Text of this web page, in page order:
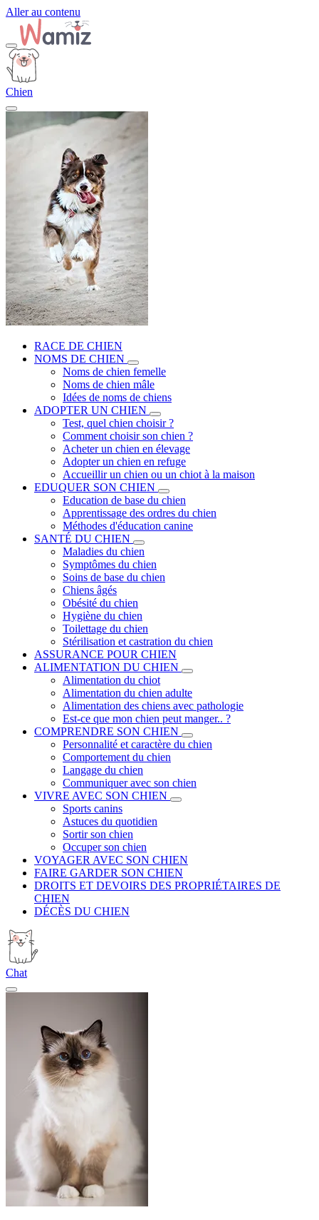
Aller au contenu
Chien
RACE DE CHIEN
NOMS DE CHIEN
Noms de chien femelle
Noms de chien mâle
Idées de noms de chiens
ADOPTER UN CHIEN
Test, quel chien choisir ?
Comment choisir son chien ?
Acheter un chien en élevage
Adopter un chien en refuge
Accueillir un chien ou un chiot à la maison
EDUQUER SON CHIEN
Education de base du chien
Apprentissage des ordres du chien
Méthodes d'éducation canine
SANTÉ DU CHIEN
Maladies du chien
Symptômes du chien
Soins de base du chien
Chiens âgés
Obésité du chien
Hygiène du chien
Toilettage du chien
Stérilisation et castration du chien
ASSURANCE POUR CHIEN
ALIMENTATION DU CHIEN
Alimentation du chiot
Alimentation du chien adulte
Alimentation des chiens avec pathologie
Est-ce que mon chien peut manger.. ?
COMPRENDRE SON CHIEN
Personnalité et caractère du chien
Comportement du chien
Langage du chien
Communiquer avec son chien
VIVRE AVEC SON CHIEN
Sports canins
Astuces du quotidien
Sortir son chien
Occuper son chien
VOYAGER AVEC SON CHIEN
FAIRE GARDER SON CHIEN
DROITS ET DEVOIRS DES PROPRIÉTAIRES DE
CHIEN
DÉCÈS DU CHIEN
Chat